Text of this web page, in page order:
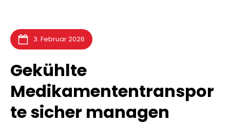
3. Februar 2026
Gekühlte
Medikamententranspor
te sicher managen